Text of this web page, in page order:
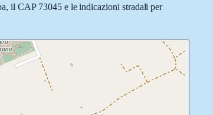
il CAP 73045 e le indicazioni stradali per